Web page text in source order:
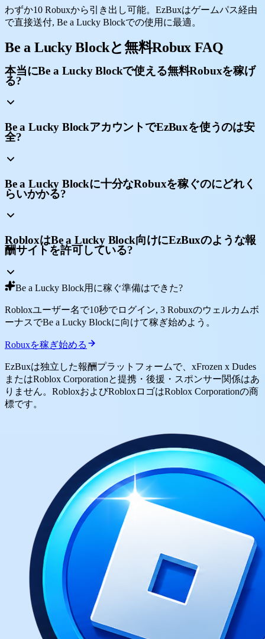
わずか10 Robuxから引き出し可能。EzBuxはゲームパス経由
で直接送付, Be a Lucky Blockでの使用に最適。
Be a Lucky Blockと無料Robux FAQ
本当にBe a Lucky Blockで使える無料Robuxを稼げ
る?
Be a Lucky BlockアカウントでEzBuxを使うのは安
全?
Be a Lucky Blockに十分なRobuxを稼ぐのにどれく
らいかかる?
RobloxはBe a Lucky Block向けにEzBuxのような報
酬サイトを許可している?
Be a Lucky Block用に稼ぐ準備はできた?
Robloxユーザー名で10秒でログイン, 3 Robuxのウェルカムボ
ーナスでBe a Lucky Blockに向けて稼ぎ始めよう。
Robuxを稼ぎ始める
EzBuxは独立した報酬プラットフォームで、xFrozen x Dudes
またはRoblox Corporationと提携・後援・スポンサー関係はあ
りません。RobloxおよびRobloxロゴはRoblox Corporationの商
標です。